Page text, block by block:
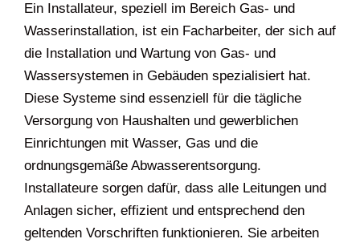
Ein Installateur, speziell im Bereich Gas- und
Wasserinstallation, ist ein Facharbeiter, der sich auf
die Installation und Wartung von Gas- und
Wassersystemen in Gebäuden spezialisiert hat.
Diese Systeme sind essenziell für die tägliche
Versorgung von Haushalten und gewerblichen
Einrichtungen mit Wasser, Gas und die
ordnungsgemäße Abwasserentsorgung.
Installateure sorgen dafür, dass alle Leitungen und
Anlagen sicher, effizient und entsprechend den
geltenden Vorschriften funktionieren. Sie arbeiten